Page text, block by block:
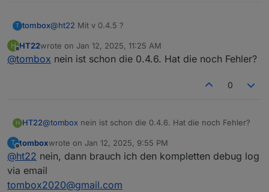
T tombox@ht22 Mit v 0.4.5 ?
H
Offline
HT22wrote on Jan 12, 2025, 11:25 AM
last edited by
@tombox nein ist schon die 0.4.6. Hat die noch Fehler?
0
H HT22@tombox nein ist schon die 0.4.6. Hat die noch Fehler?
T
Offline
tomboxwrote on Jan 12, 2025, 9:55 PM
last edited by
@ht22 nein, dann brauch ich den kompletten debug log
via email
tombox2020@gmail.com